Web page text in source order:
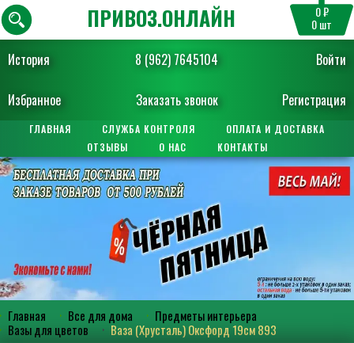
История 8 (962) 7645104 Войти
Избранное Заказать звонок Регистрация
ПРИВОЗ.ОНЛАЙН 0 ₽
0шт
ГЛАВНАЯ СЛУЖБА КОНТРОЛЯ
ОПЛАТА И ДОСТАВКА
ОТЗЫВЫ
О НАС КОНТАКТЫ
Главная Все для дома
Предметы интерьера
Вазы для цветов
Ваза (Хрусталь) Оксфорд 19см 893